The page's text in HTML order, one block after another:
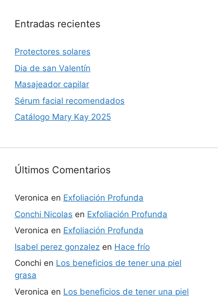
Entradas recientes
Protectores solares
Dia de san Valentín
Masajeador capilar
Sérum facial recomendados
Catálogo Mary Kay 2025
Últimos Comentarios
Veronica en Exfoliación Profunda
Conchi Nicolas en Exfoliación Profunda
Veronica en Exfoliación Profunda
Isabel perez gonzalez en Hace frío
Conchi en Los beneficios de tener una piel
grasa
Veronica en Los beneficios de tener una piel